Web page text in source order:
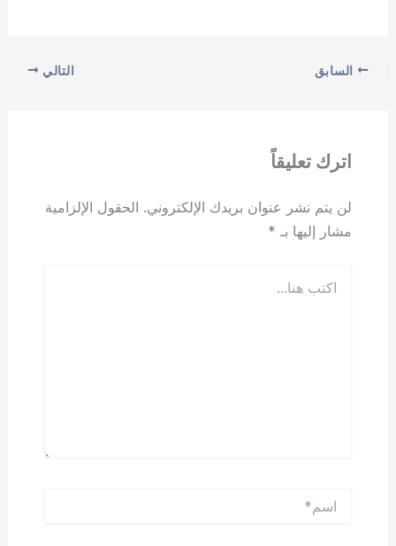
السابق التالي
اترك تعليقاً
لن يتم نشر عنوان بريدك الإلكتروني. الحقول الإلزامية
مشار إليها بـ *
هنا...